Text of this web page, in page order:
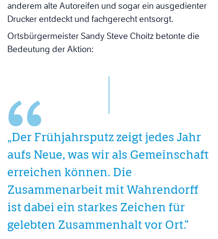
anderem alte Autoreifen und sogar ein ausgedienter
Drucker entdeckt und fachgerecht entsorgt.
Ortsbürgermeister Sandy Steve Choitz betonte die
Bedeutung der Aktion:
„Der Frühjahrsputz zeigt jedes Jahr
aufs Neue, was wir als Gemeinschaft
erreichen können. Die
Zusammenarbeit mit Wahrendorff
ist dabei ein starkes Zeichen für
gelebten Zusammenhalt vor Ort.“